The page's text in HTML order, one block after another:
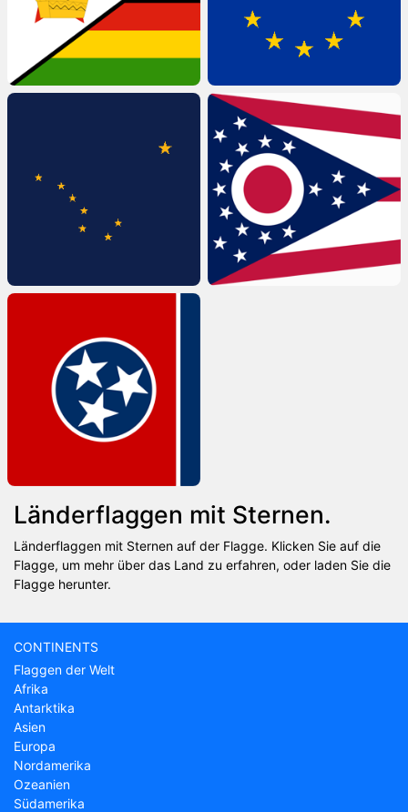
Länderflaggen mit Sternen.
Länderflaggen mit Sternen auf der Flagge. Klicken Sie auf die
Flagge, um mehr über das Land zu erfahren, oder laden Sie die
Flagge herunter.
CONTINENTS
Flaggen der Welt
Afrika
Antarktika
Asien
Europa
Nordamerika
Ozeanien
Südamerika